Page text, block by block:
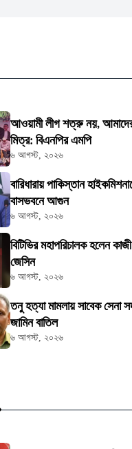
আওয়ামী লীগ শত্রু নয়,
মিত্র: বিএনপির এমপি
৬ আগস্ট, ২০২৬
বারিধারায় পাকিস্তান
বাসভবনে আগুন
৬ আগস্ট, ২০২৬
বিটিভির মহাপরিচালক হলেন কাজী
জেসিন
৬ আগস্ট, ২০২৬
তনু হত্যা মামলায় সাবেক সেনা
জামিন বাতিল
৬ আগস্ট, ২০২৬